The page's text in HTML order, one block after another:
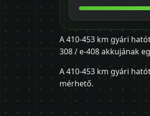
A 410-453 km gyári
308 / e-408 akkujának
A 410-453 km gyári
mérhető.